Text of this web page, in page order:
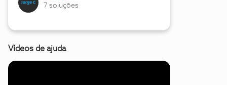
7 soluções
Vídeos de ajuda